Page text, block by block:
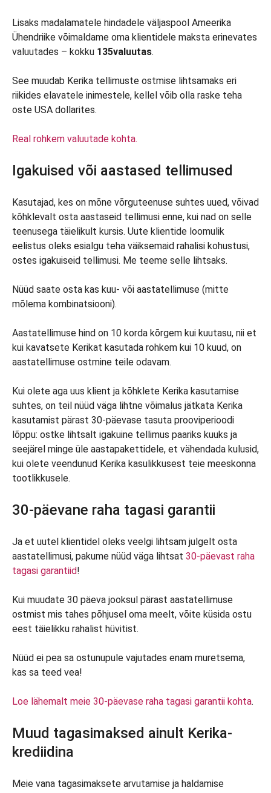
Lisaks madalamatele hindadele väljaspool Ameerika
Ühendriike võimaldame oma klientidele maksta erinevates
valuutades – kokku 135valuutas.
See muudab Kerika tellimuste ostmise lihtsamaks eri
riikides elavatele inimestele, kellel võib olla raske teha
oste USA dollarites.
Real rohkem valuutade kohta.
Igakuised või aastased tellimused
Kasutajad, kes on mõne võrguteenuse suhtes uued, võivad
kõhklevalt osta aastaseid tellimusi enne, kui nad on selle
teenusega täielikult kursis. Uute klientide loomulik
eelistus oleks esialgu teha väiksemaid rahalisi kohustusi,
ostes igakuiseid tellimusi. Me teeme selle lihtsaks.
Nüüd saate osta kas kuu- või aastatellimuse (mitte
mõlema kombinatsiooni).
Aastatellimuse hind on 10 korda kõrgem kui kuutasu, nii et
kui kavatsete Kerikat kasutada rohkem kui 10 kuud, on
aastatellimuse ostmine teile odavam.
Kui olete aga uus klient ja kõhklete Kerika kasutamise
suhtes, on teil nüüd väga lihtne võimalus jätkata Kerika
kasutamist pärast 30-päevase tasuta prooviperioodi
lõppu: ostke lihtsalt igakuine tellimus paariks kuuks ja
seejärel minge üle aastapakettidele, et vähendada kulusid,
kui olete veendunud Kerika kasulikkusest teie meeskonna
tootlikkusele.
30-päevane raha tagasi garantii
Ja et uutel klientidel oleks veelgi lihtsam julgelt osta
aastatellimusi, pakume nüüd väga lihtsat 30-päevast raha
tagasi garantiid!
Kui muudate 30 päeva jooksul pärast aastatellimuse
ostmist mis tahes põhjusel oma meelt, võite küsida ostu
eest täielikku rahalist hüvitist.
Nüüd ei pea sa ostunupule vajutades enam muretsema,
kas sa teed vea!
Loe lähemalt meie 30-päevase raha tagasi garantii kohta.
Muud tagasimaksed ainult Kerika-
krediidina
Meie vana tagasimaksete arvutamise ja haldamise